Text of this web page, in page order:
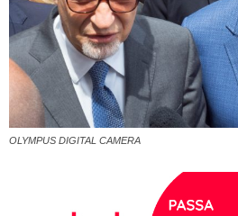
OLYMPUS DIGITAL CAMERA